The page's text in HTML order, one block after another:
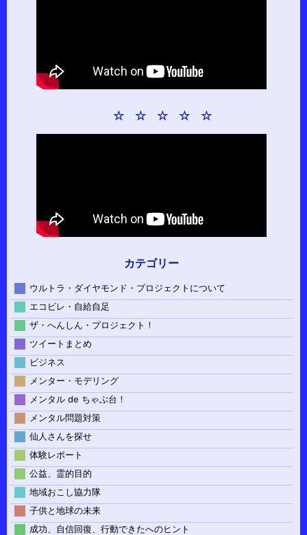
☆ ☆ ☆ ☆ ☆
カテゴリー
ウルトラ・ダイヤモンド・プロジェクトについて
エコビレ・自給自足
ザ・へんしん・プロジェクト！
ツイートまとめ
ビジネス
メンター・モデリング
メンタル de ちゃぶ台！
メンタル問題対策
仙人さんを探せ
体験レポート
公益、霊的目的
地域おこし協力隊
子供と地球の未来
成功、自信回復、行動できたへのヒント